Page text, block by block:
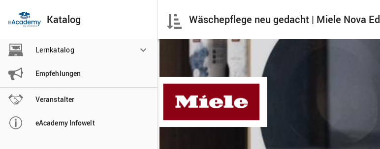
Katalog
 Lernkatalog
 Empfehlungen
 Veranstalter
 eAcademy Infowelt